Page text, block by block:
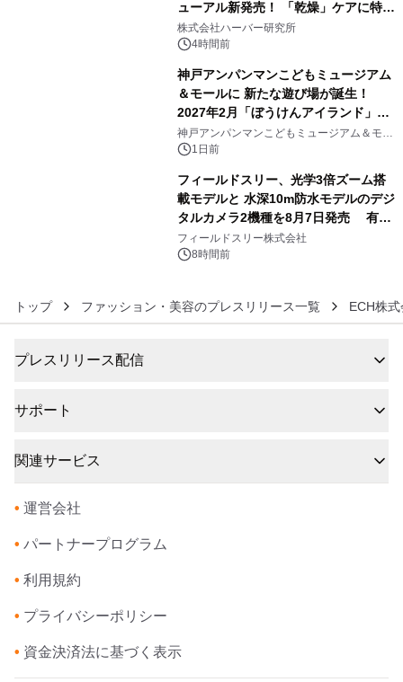
ューアル新発売！ 「乾燥」ケアに特化
し、ライン使いで潤いに満ちた肌へ
株式会社ハーバー研究所
4時間前
神戸アンパンマンこどもミュージアム
＆モールに 新たな遊び場が誕生！
2027年2月「ぼうけんアイランド」が
オープン
神戸アンパンマンこどもミュージアム＆モー
ル 1日前
フィールドスリー、光学3倍ズーム搭
載モデルと 水深10m防水モデルのデジ
タルカメラ2機種を8月7日発売 有効
約1300万画素、用途別に選べるコンデ
ジ新登場
フィールドスリー株式会社
8時間前
トップ ファッション・美容のプレスリリース一覧 ECH株
プレスリリース配信
サポート
関連サービス
• 運営会社
• パートナープログラム
• 利用規約
• プライバシーポリシー
• 資金決済法に基づく表示